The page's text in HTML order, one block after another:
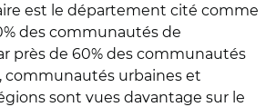
est le département cité comme
des communautés de
près de 60% des communautés
communautés urbaines et
sont vues davantage sur le